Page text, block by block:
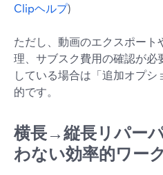
Clipヘルプ)
ただし、動画のエクスポート
理、サブスク費用の確認が
している場合は「追加オプ
的です。
横長→縦長リパー
わない効率的ワー